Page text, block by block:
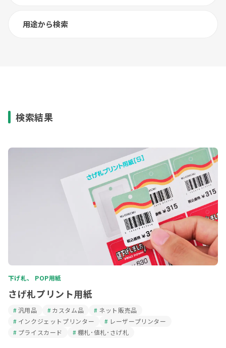
用途から検索
検索結果
下げ札、 POP用紙
さげ札プリント用紙
汎用品 カスタム品
ネット販売品
インクジェットプリンター
レーザープリンター
プライスカード
棚札･値札･さげ札